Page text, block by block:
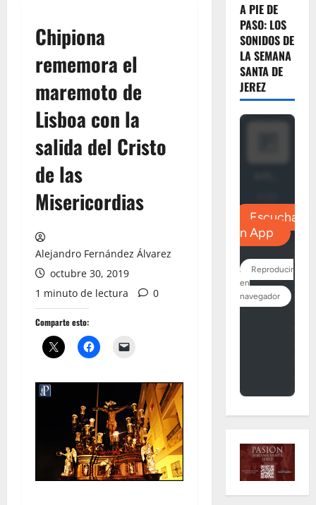
Chipiona
rememora el
maremoto de
Lisboa con la
salida del Cristo
de las
Misericordias
Alejandro Fernández Álvarez
octubre 30, 2019
1 minuto de lectura
0
Comparte esto:
A PIE DE
PASO: LOS
SONIDOS DE
LA SEMANA
SANTA DE
JEREZ